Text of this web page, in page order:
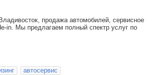
продажа автомобилей, сервисное
in. Мы предлагаем полный спектр услуг по
автосервис